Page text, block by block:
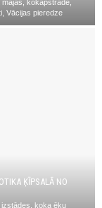
mājas kokapstrāde
, Vācijas pieredze
ĶĪPSALĀ NO
izstādes
koka ēku